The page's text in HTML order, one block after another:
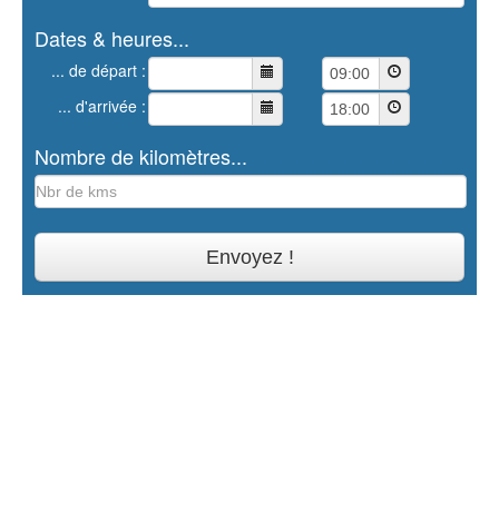
Dates & heures...
... de départ :
... d'arrivée :
Nombre de kilomètres...